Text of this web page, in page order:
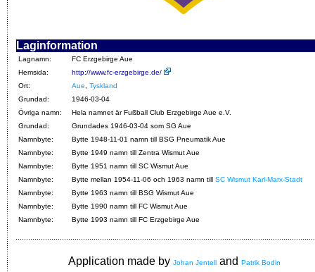
Laginformation
Lagnamn:
FC Erzgebirge Aue
Hemsida:
http://www.fc-erzgebirge.de/
Ort:
Aue
Tyskland
Grundad:
1946-03-04
Övriga namn:
Hela namnet är Fußball Club Erzgebirge Aue e.V.
Grundad:
Grundades 1946-03-04 som SG Aue
Namnbyte:
Bytte 1948-11-01 namn till BSG Pneumatik Aue
Namnbyte:
Bytte 1949 namn till Zentra Wismut Aue
Namnbyte:
Bytte 1951 namn till SC Wismut Aue
Namnbyte:
Bytte mellan 1954-11-06 och 1963 namn till SC Wismut Karl-Marx-Stadt
Namnbyte:
Bytte 1963 namn till BSG Wismut Aue
Namnbyte:
Bytte 1990 namn till FC Wismut Aue
Namnbyte:
Bytte 1993 namn till FC Erzgebirge Aue
Application made by Johan Jentell and Patrik Bodin